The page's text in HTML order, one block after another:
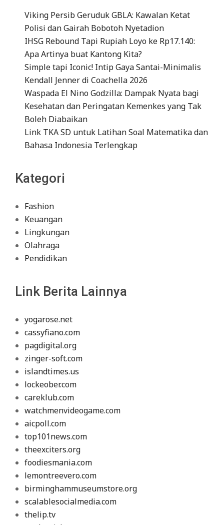
Viking Persib Geruduk GBLA: Kawalan Ketat
Polisi dan Gairah Bobotoh Nyetadion
IHSG Rebound Tapi Rupiah Loyo ke Rp17.140:
Apa Artinya buat Kantong Kita?
Simple tapi Iconic! Intip Gaya Santai-Minimalis
Kendall Jenner di Coachella 2026
Waspada El Nino Godzilla: Dampak Nyata bagi
Kesehatan dan Peringatan Kemenkes yang Tak
Boleh Diabaikan
Link TKA SD untuk Latihan Soal Matematika dan
Bahasa Indonesia Terlengkap
Kategori
Fashion
Keuangan
Lingkungan
Olahraga
Pendidikan
Link Berita Lainnya
yogarose.net
cassyfiano.com
pagdigital.org
zinger-soft.com
islandtimes.us
lockeober.com
careklub.com
watchmenvideogame.com
aicpoll.com
top101news.com
theexciters.org
foodiesmania.com
lemontreevero.com
birminghammuseumstore.org
scalablesocialmedia.com
thelip.tv